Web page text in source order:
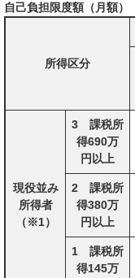
自己負担限度額（月額）
所得区分
現役並み
所得者
（※1）
3 課税所
得690万
円以上
2 課税所
得380万
円以上
1 課税所
得145万